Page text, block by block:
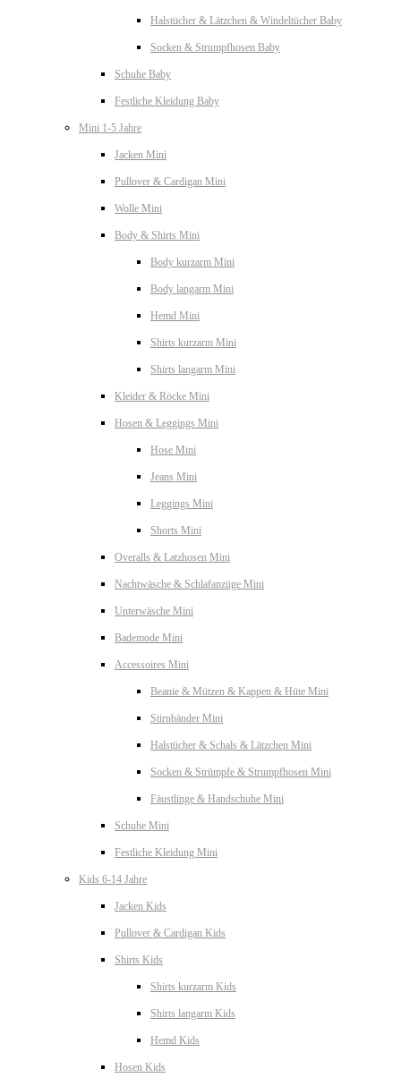
Halstücher & Lätzchen & Windeltücher Baby
Socken & Strumpfhosen Baby
Schuhe Baby
Festliche Kleidung Baby
Mini 1-5 Jahre
Jacken Mini
Pullover & Cardigan Mini
Wolle Mini
Body & Shirts Mini
Body kurzarm Mini
Body langarm Mini
Hemd Mini
Shirts kurzarm Mini
Shirts langarm Mini
Kleider & Röcke Mini
Hosen & Leggings Mini
Hose Mini
Jeans Mini
Leggings Mini
Shorts Mini
Overalls & Latzhosen Mini
Nachtwäsche & Schlafanzüge Mini
Unterwäsche Mini
Bademode Mini
Accessoires Mini
Beanie & Mützen & Kappen & Hüte Mini
Stirnbänder Mini
Halstücher & Schals & Lätzchen Mini
Socken & Strümpfe & Strumpfhosen Mini
Fäustlinge & Handschuhe Mini
Schuhe Mini
Festliche Kleidung Mini
Kids 6-14 Jahre
Jacken Kids
Pullover & Cardigan Kids
Shirts Kids
Shirts kurzarm Kids
Shirts langarm Kids
Hemd Kids
Hosen Kids